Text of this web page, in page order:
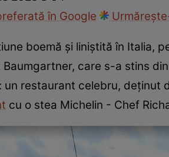
în Google
boemă și liniștită în Italia,
care s-a stins
un restaurant celebru, deținut
cu o stea Michelin - Chef